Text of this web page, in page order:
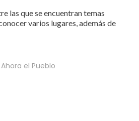
las que se encuentran temas
varios lugares, además de
Ahora el Pueblo